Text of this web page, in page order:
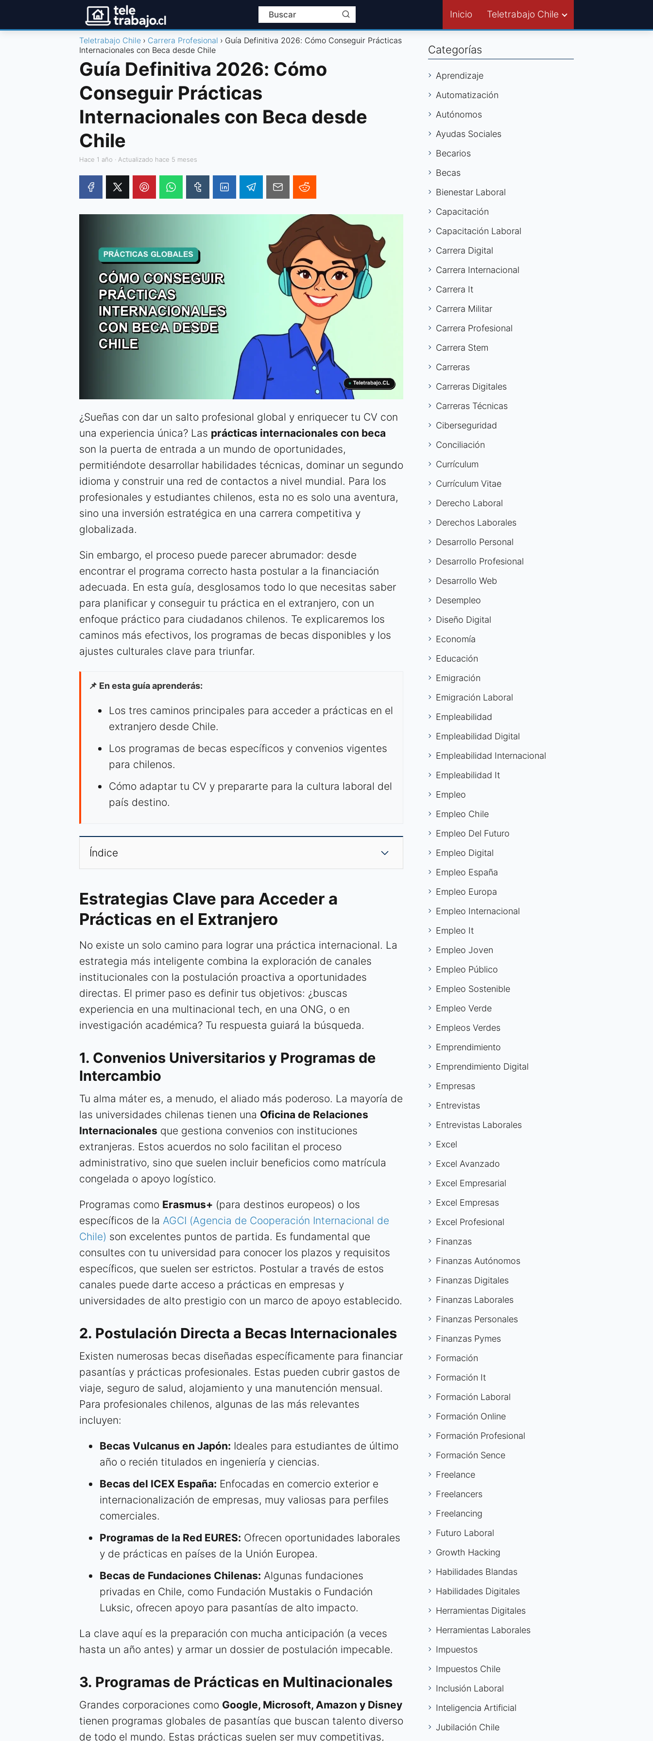
Inicio Teletrabajo Chile
Teletrabajo Chile Carrera Profesional
Guía Definitiva 2026: Cómo Conseguir Prácticas
Internacionales con Beca desde Chile
Guía Definitiva 2026: Cómo
Conseguir Prácticas
Internacionales con Beca desde
Chile
hace 1 año · Actualizado hace 5 meses
¿Sueñas con dar un salto profesional global y enriquecer tu CV con
una experiencia única? Las prácticas internacionales con beca
son la puerta de entrada a un mundo de oportunidades,
permitiéndote desarrollar habilidades técnicas, dominar un segundo
idioma y construir una red de contactos a nivel mundial. Para los
profesionales y estudiantes chilenos, esta no es solo una aventura,
sino una inversión estratégica en una carrera competitiva y
globalizada.
Sin embargo, el proceso puede parecer abrumador: desde
encontrar el programa correcto hasta postular a la financiación
adecuada. En esta guía, desglosamos todo lo que necesitas saber
para planificar y conseguir tu práctica en el extranjero, con un
enfoque práctico para ciudadanos chilenos. Te explicaremos los
caminos más efectivos, los programas de becas disponibles y los
ajustes culturales clave para triunfar.
📌 En esta guía aprenderás:
Los tres caminos principales para acceder a prácticas en el
extranjero desde Chile.
Los programas de becas específicos y convenios vigentes
para chilenos.
Cómo adaptar tu CV y prepararte para la cultura laboral del
país destino.
Índice
Estrategias Clave para Acceder a
Prácticas en el Extranjero
No existe un solo camino para lograr una práctica internacional. La
estrategia más inteligente combina la exploración de canales
institucionales con la postulación proactiva a oportunidades
directas. El primer paso es definir tus objetivos: ¿buscas
experiencia en una multinacional tech, en una ONG, o en
investigación académica? Tu respuesta guiará la búsqueda.
1. Convenios Universitarios y Programas de
Intercambio
Tu alma máter es, a menudo, el aliado más poderoso. La mayoría de
las universidades chilenas tienen una Oficina de Relaciones
Internacionales que gestiona convenios con instituciones
extranjeras. Estos acuerdos no solo facilitan el proceso
administrativo, sino que suelen incluir beneficios como matrícula
congelada o apoyo logístico.
Programas como Erasmus+ (para destinos europeos) o los
específicos de la AGCI (Agencia de Cooperación Internacional de
Chile) son excelentes puntos de partida. Es fundamental que
consultes con tu universidad para conocer los plazos y requisitos
específicos, que suelen ser estrictos. Postular a través de estos
canales puede darte acceso a prácticas en empresas y
universidades de alto prestigio con un marco de apoyo establecido.
2. Postulación Directa a Becas Internacionales
Existen numerosas becas diseñadas específicamente para financiar
pasantías y prácticas profesionales. Estas pueden cubrir gastos de
viaje, seguro de salud, alojamiento y una manutención mensual.
Para profesionales chilenos, algunas de las más relevantes
incluyen:
Becas Vulcanus en Japón: Ideales para estudiantes de último
año o recién titulados en ingeniería y ciencias.
Becas del ICEX España: Enfocadas en comercio exterior e
internacionalización de empresas, muy valiosas para perfiles
comerciales.
Programas de la Red EURES: Ofrecen oportunidades laborales
y de prácticas en países de la Unión Europea.
Becas de Fundaciones Chilenas: Algunas fundaciones
privadas en Chile, como Fundación Mustakis o Fundación
Luksic, ofrecen apoyo para pasantías de alto impacto.
La clave aquí es la preparación con mucha anticipación (a veces
hasta un año antes) y armar un dossier de postulación impecable.
3. Programas de Prácticas en Multinacionales
Grandes corporaciones como Google, Microsoft, Amazon y Disney
tienen programas globales de pasantías que buscan talento diverso
de todo el mundo. Estas prácticas suelen ser muy competitivas,
Categorías
Aprendizaje
Automatización
Autónomos
Ayudas Sociales
Becarios
Becas
Bienestar Laboral
Capacitación
Capacitación Laboral
Carrera Digital
Carrera Internacional
Carrera It
Carrera Militar
Carrera Profesional
Carrera Stem
Carreras
Carreras Digitales
Carreras Técnicas
Ciberseguridad
Conciliación
Currículum
Currículum Vitae
Derecho Laboral
Derechos Laborales
Desarrollo Personal
Desarrollo Profesional
Desarrollo Web
Desempleo
Diseño Digital
Economía
Educación
Emigración
Emigración Laboral
Empleabilidad
Empleabilidad Digital
Empleabilidad Internacional
Empleabilidad It
Empleo
Empleo Chile
Empleo Del Futuro
Empleo Digital
Empleo España
Empleo Europa
Empleo Internacional
Empleo It
Empleo Joven
Empleo Público
Empleo Sostenible
Empleo Verde
Empleos Verdes
Emprendimiento
Emprendimiento Digital
Empresas
Entrevistas
Entrevistas Laborales
Excel
Excel Avanzado
Excel Empresarial
Excel Empresas
Excel Profesional
Finanzas
Finanzas Autónomos
Finanzas Digitales
Finanzas Laborales
Finanzas Personales
Finanzas Pymes
Formación
Formación It
Formación Laboral
Formación Online
Formación Profesional
Formación Sence
Freelance
Freelancers
Freelancing
Futuro Laboral
Growth Hacking
Habilidades Blandas
Habilidades Digitales
Herramientas Digitales
Herramientas Laborales
Impuestos
Impuestos Chile
Inclusión Laboral
Inteligencia Artificial
Jubilación Chile